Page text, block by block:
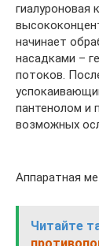
гиалуроновая
начинает
насадками –
потоков.
пантенолом и
возможных
Аппаратная
Читайте